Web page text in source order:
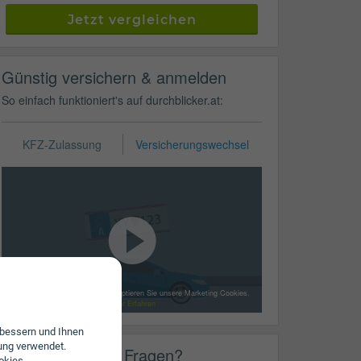
und Ihnen
verwendet.
Jetzt vergleichen
Günstig versichern & anmelden
So einfach funktioniert's auf durchblicker.at:
KFZ-Zulassung Versicherungswechsel
Mit dem Laden des Videos akzeptieren Sie unsere Marketing Cookies.
Mehr Erfahren
Haben Sie noch Fragen?